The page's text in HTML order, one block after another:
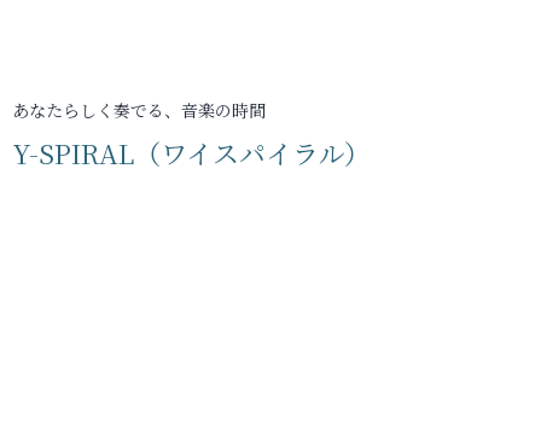
あなたらしく奏でる、音楽の時間
Y-SPIRAL（ワイスパイラル）